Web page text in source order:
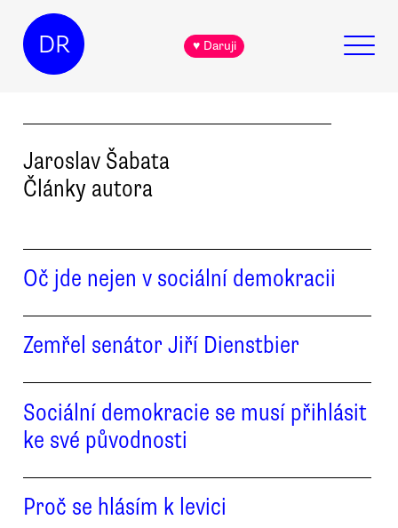
DR ♥ Daruji
Jaroslav Šabata
Články autora
Oč jde nejen v sociální demokracii
Zemřel senátor Jiří Dienstbier
Sociální demokracie se musí přihlásit
ke své původnosti
Proč se hlásím k levici